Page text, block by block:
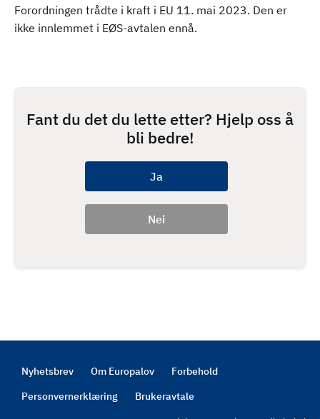
Forordningen trådte i kraft i EU 11. mai 2023. Den er
ikke innlemmet i EØS-avtalen ennå.
Fant du det du lette etter? Hjelp oss å
bli bedre!
Footer
Nyhetsbrev Om Europalov
Forbehold
Personvernerklæring
Brukeravtale